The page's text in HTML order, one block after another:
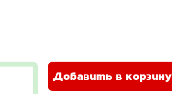
Добавить в корзину